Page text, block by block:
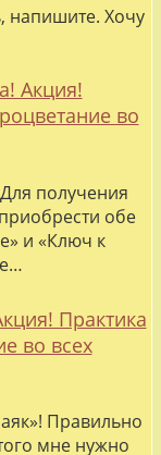
напишите. Хочу
Акция!
во
получения
обе
и «Ключ к
Практика
во всех
Правильно
мне нужно